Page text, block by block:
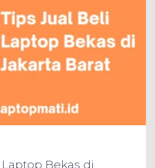
Bekas di